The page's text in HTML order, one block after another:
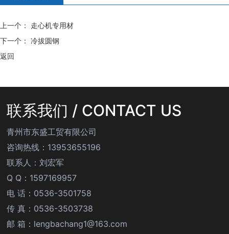
上一个：
走心机专用材
下一个： 冷拔圆钢
返回
联系我们 / CONTACT US
青州市东盛工贸有限公司
咨询热线：13953655196
联系人：刘宏军
Q Q：1597169957
电 话：0536-3501758
传 真：0536-3503738
邮 箱：lengbachang1@163.com